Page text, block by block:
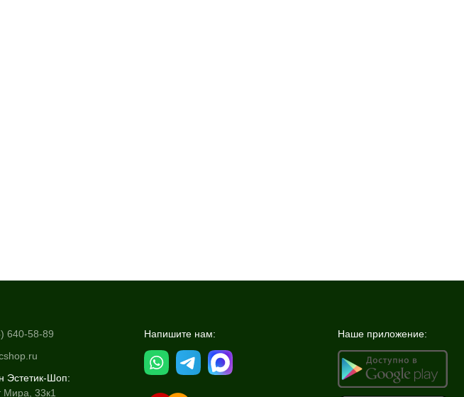
640-58-89
Эстетик-Шоп:
Мира, 33к1
Напишите нам: Наше приложение: